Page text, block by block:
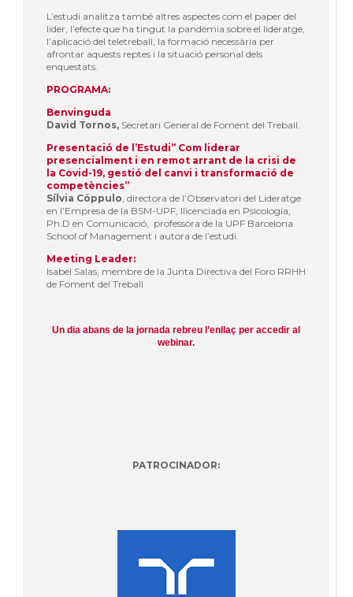
L’estudi analitza també altres aspectes com el paper del
líder, l’efecte que ha tingut la pandèmia sobre el lideratge,
l’aplicació del teletreball, la formació necessària per
afrontar aquests reptes i la situació personal dels
enquestats.
PROGRAMA:
Benvinguda
David Tornos, Secretari General de Foment del Treball.
Presentació de l’Estudi” Com liderar
presencialment i en remot arrant de la crisi de
la Covid-19, gestió del canvi i transformació de
competències”
Sílvia Cóppulo , directora de l’Observatori del Lideratge
en l’Empresa de la BSM-UPF, llicenciada en Psicologia,
Ph.D en Comunicació, professora de la UPF Barcelona
School of Management i autora de l’estudi.
Meeting Leader:
Isabel Salas, membre de la Junta Directiva del Foro RRHH
de Foment del Treball
Un dia abans de la jornada rebreu l’enllaç per accedir al
webinar.
PATROCINADOR: